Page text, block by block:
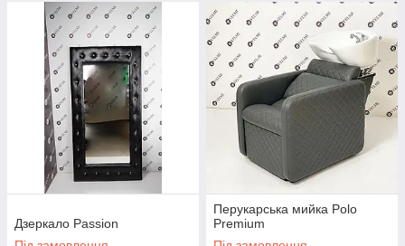
Дзеркало Passion
Перукарська мийка Polo
Premium